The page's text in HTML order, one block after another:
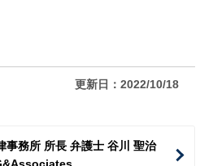
更新日：2022/10/18
事務所 所長 弁護士 谷川 聖治